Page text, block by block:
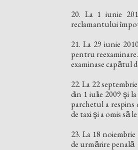
20. La 1 iunie
reclamantului
21. La 29 iunie
pentru
examinase capătul
22. La 22
din 1 iulie 2009 şi
parchetul a
de taxi şi a omis să
23. La 18
de urmărire penală